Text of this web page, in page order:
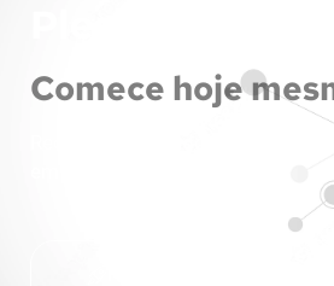
Comece hoje
Recursos dedicados para o seu